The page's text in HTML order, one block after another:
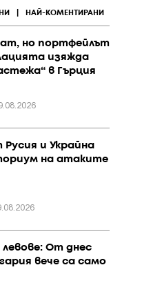
НАЙ-КОМЕНТИРАНИ
но портфейлът
изяжда
в Гърция
и Украйна
на атаките
От днес
вече са само